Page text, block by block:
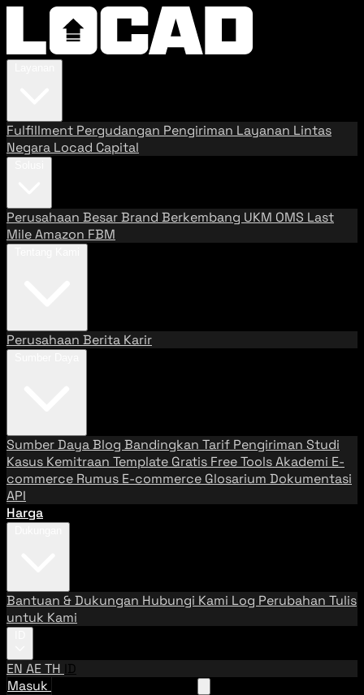
Fulfillment Pergudangan Pengiriman Layanan Lintas
Negara Locad Capital
Perusahaan BesarBrand Berkembang UKM OMS Last
MileAmazon FBM
Perusahaan Berita Karir
Sumber DayaBlog Bandingkan Tarif Pengiriman Studi
Kasus Kemitraan Template Gratis Free ToolsAkademi E-
commerce Rumus E-commerce Glosarium Dokumentasi
API
Harga
Bantuan & Dukungan Hubungi Kami Log Perubahan Tulis
untuk Kami
EN AETH ID
Masuk